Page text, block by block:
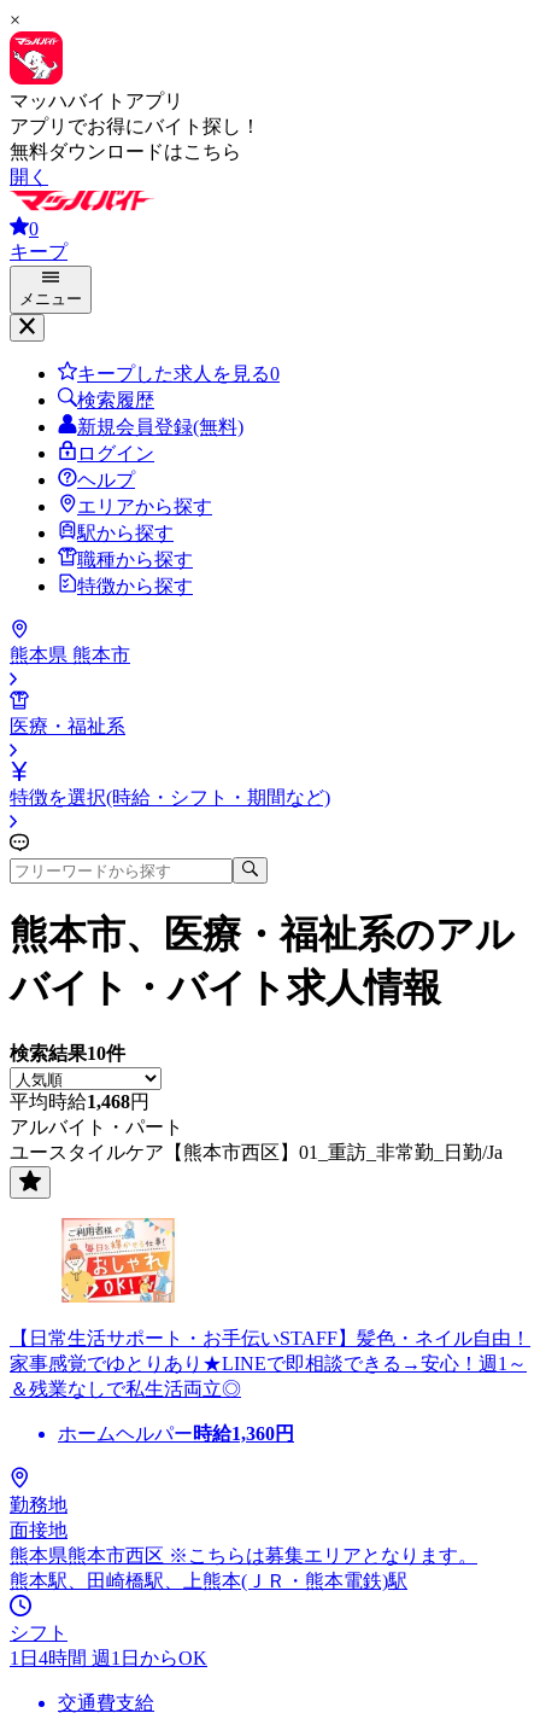
×
マッハバイトアプリ
アプリでお得にバイト探し！
無料ダウンロードはこちら
開く
0
キープ
メニュー
キープした求人を見る0
検索履歴
新規会員登録(無料)
ログイン
ヘルプ
エリアから探す
駅から探す
職種から探す
特徴から探す
熊本県 熊本市
医療・福祉系
特徴を選択(時給・シフト・期間など)
熊本市、医療・福祉系のアル
バイト・バイト求人情報
検索結果10件
平均時給1,468円
アルバイト・パート
ユースタイルケア【熊本市西区】01_重訪_非常勤_日勤/Ja
【日常生活サポート・お手伝いSTAFF】髪色・ネイル自由！
家事感覚でゆとりあり★LINEで即相談できる→安心！週1～
＆残業なしで私生活両立◎
ホームヘルパー時給1,360円
勤務地
面接地
熊本県熊本市西区 ※こちらは募集エリアとなります。
熊本駅、田崎橋駅、上熊本(ＪＲ・熊本電鉄)駅
シフト
1日4時間 週1日からOK
交通費支給